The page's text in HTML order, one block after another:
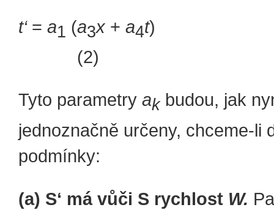
t‘= a1 (a3x + a4t
(2)
Tyto parametry akbudou, jak
jednoznačně určeny, chceme-li
podmínky:
(a) S‘ má vůči S rychlost W.